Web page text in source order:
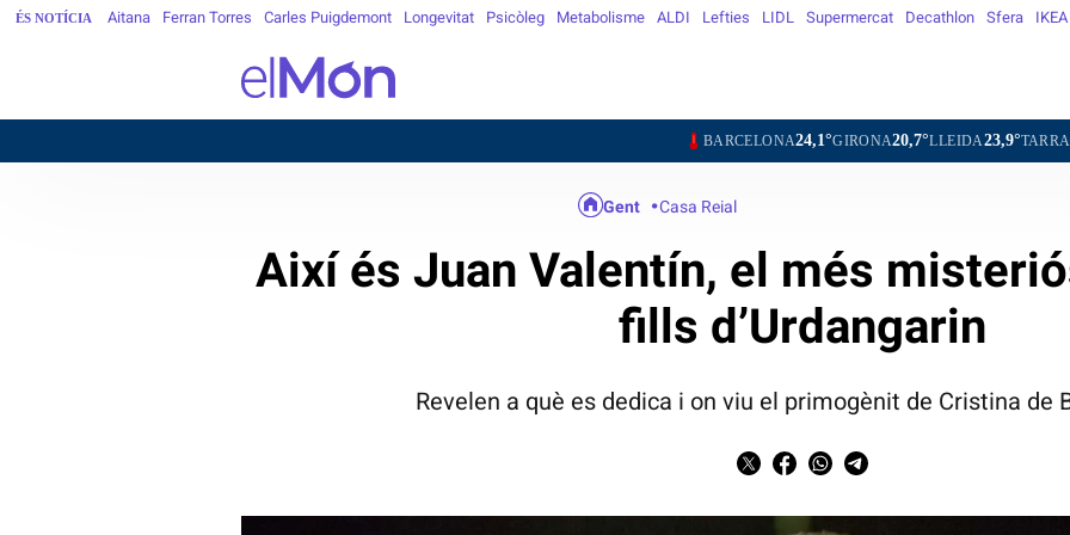
ÉS NOTÍCIA Aitana Ferran Torres Carles Puigdemont Longevitat Psicòleg Metabolisme ALDI Lefties LIDL Supermercat Decathlon Sfera IKEA
BARCELONA24,1°GIRONA20,7°LLEIDA23,9°TARRAGONA26,6°
Gent Casa Reial
Així és Juan Valentín, el més
fills d’Urdangarin
Revelen a què es dedica i on viu el primogènit de Cristina de